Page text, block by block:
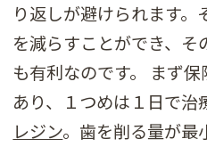
り返しが避けられます
を減らすことができ、そ
も有利なのです。 まず
あり、１つめは１日で治
レジン。歯を削る量が最